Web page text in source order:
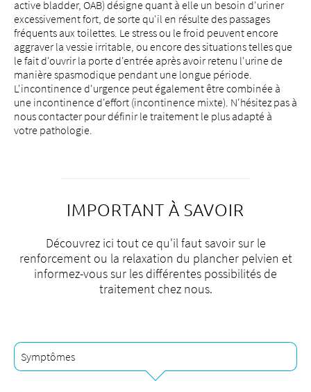
active bladder, OAB) désigne quant à elle un besoin d'uriner
excessivement fort, de sorte qu'il en résulte des passages
fréquents aux toilettes. Le stress ou le froid peuvent encore
aggraver la vessie irritable, ou encore des situations telles que
le fait d'ouvrir la porte d'entrée après avoir retenu l'urine de
manière spasmodique pendant une longue période.
L'incontinence d'urgence peut également être combinée à
une incontinence d'effort (incontinence mixte). N'hésitez pas à
nous contacter pour définir le traitement le plus adapté à
votre pathologie.
IMPORTANT À SAVOIR
Découvrez ici tout ce qu'il faut savoir sur le
renforcement ou la relaxation du plancher pelvien et
informez-vous sur les différentes possibilités de
traitement chez nous.
Symptômes